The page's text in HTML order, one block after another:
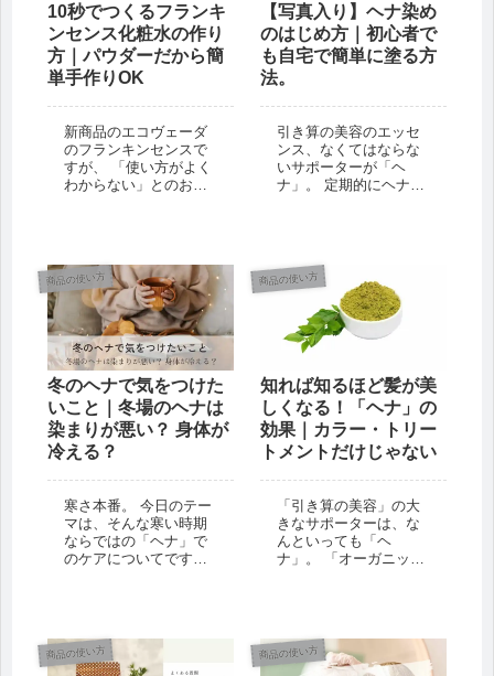
10秒でつくるフランキ
ンセンス化粧水の作り
方｜パウダーだから簡
単手作りOK
新商品のエコヴェーダ
のフランキンセンスで
すが、 「使い方がよく
わからない」とのお問
ね。 そして、いざ買っ
てみても、使い方がメ
ンドクサかったら嫌
で...
【写真入り】ヘナ染め
のはじめ方｜初心者で
も自宅で簡単に塗る方
法。
引き算の美容のエッセ
ンス、なくてはならな
いサポーターが「ヘ
ナ」。 定期的にヘナで
を得ることができま
す。 この記事では、ヘ
ナによるケアをはじめ
るために必要...
商品の使い方
冬のヘナで気をつけた
いこと｜冬場のヘナは
染まりが悪い？ 身体が
冷える？
寒さ本番。 今日のテー
マは、そんな寒い時期
ならではの「ヘナ」で
のケアについてです。
もやさしいヘナでのセ
ルフケア。手軽に使え
商品の使い方
知れば知るほど髪が美
しくなる！「ヘナ」の
効果｜カラー・トリー
トメントだけじゃない
「引き算の美容」の大
きなサポーターは、な
んといっても「ヘ
ナ」。 「オーガニッ
リートメントH」にも、
ヘナエキスが配合され
商品の使い方 商品の使い方